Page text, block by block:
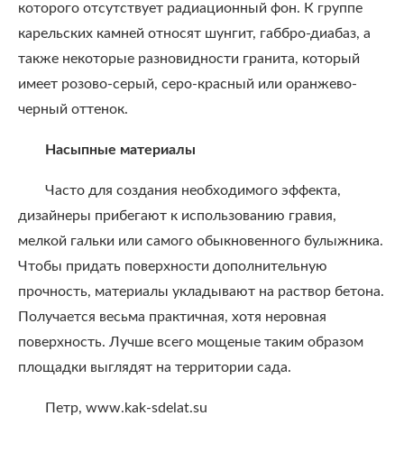
которого отсутствует радиационный фон. К группе
карельских камней относят шунгит, габбро-диабаз, а
также некоторые разновидности гранита, который
имеет розово-серый, серо-красный или оранжево-
черный оттенок.
Насыпные материалы
Часто для создания необходимого эффекта,
дизайнеры прибегают к использованию гравия,
мелкой гальки или самого обыкновенного булыжника.
Чтобы придать поверхности дополнительную
прочность, материалы укладывают на раствор бетона.
Получается весьма практичная, хотя неровная
поверхность. Лучше всего мощеные таким образом
площадки выглядят на территории сада.
Петр, www.kak-sdelat.su